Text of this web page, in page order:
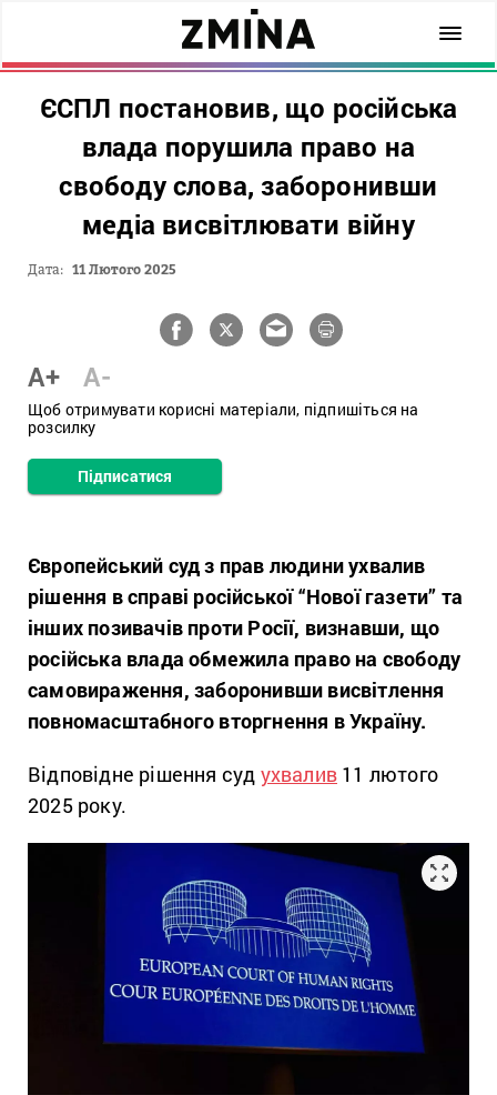
ЄСПЛ постановив, що російська
влада порушила право на
свободу слова, заборонивши
медіа висвітлювати війну
Дата: 11 Лютого 2025
A+ A-
Щоб отримувати корисні матеріали, підпишіться на
розсилку
Підписатися
Європейський суд з прав людини ухвалив
рішення в справі російської “Нової газети” та
інших позивачів проти Росії, визнавши, що
російська влада обмежила право на свободу
самовираження, заборонивши висвітлення
повномасштабного вторгнення в Україну.
Відповідне рішення суд ухвалив 11 лютого
2025 року.